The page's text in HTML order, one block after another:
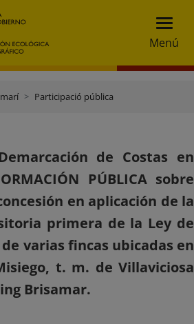
Menú
Participació pública
de Costas en
PÚBLICA sobre
en aplicación de la
primera de la Ley de
varias fincas ubicadas en
t. m. de Villaviciosa
Brisamar.